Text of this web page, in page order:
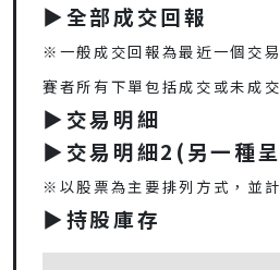
▶️全部成交回報
※一般成交回報為最近一個交
賽者所有下單包括成交或未成
▶️交易明細
▶️交易明細2(另一種
※以股票為主要排列方式，並
▶️持股庫存